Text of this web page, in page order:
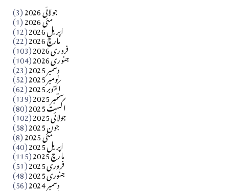
جولائی 2026 (3) مئی 2026 (1) اپریل 2026 (12) مارچ 2026 (22) فروری 2026 (103) جنوری 2026 (104) دسمبر 2025 (23) نومبر 2025 (52) اکتوبر 2025 (62) ستمبر 2025 (139) اگست 2025 (80) جولائی 2025 (102) جون 2025 (58) مئی 2025 (8) اپریل 2025 (40) مارچ 2025 (115) فروری 2025 (51) جنوری 2025 (48) دسمبر 2024 (56)